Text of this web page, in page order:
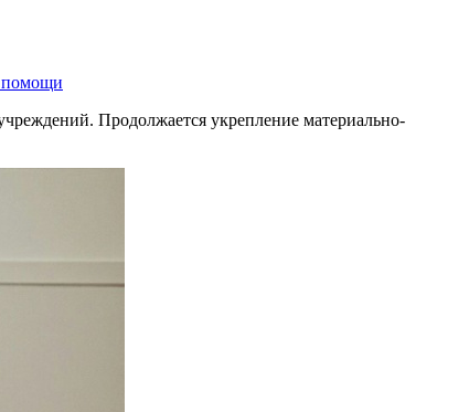
помощи
Продолжается укрепление материально-